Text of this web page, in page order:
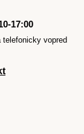
17:00
telefonicky vopred